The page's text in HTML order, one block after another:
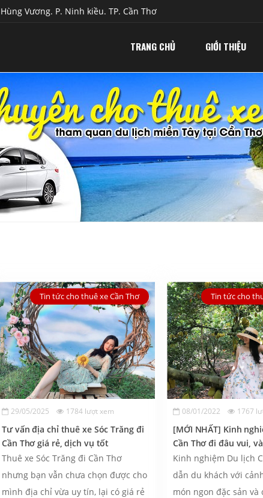
Vương. P. Ninh kiều. TP. Cần Thơ
TRANG CHỦ GIỚI THIỆU
Tin tức cho thuê xe Cần Thơ
29/05/2025 1784 lượt xem
Tư vấn địa chỉ thuê xe Sóc Trăng đi
Cần Thơ giá rẻ, dịch vụ tốt
Thuê xe Sóc Trăng đi Cần Thơ
nhưng bạn vẫn chưa chọn được cho
mình địa chỉ vừa uy tín, lại có giá rẻ
Tin tức cho
08/01/2022 1767
[MỚI NHẤT] Kinh
Cần Thơ đi đâu vui,
nhất?
Kinh nghiệm Du lịch
dẫn du khách với
món ngon đặc sản và